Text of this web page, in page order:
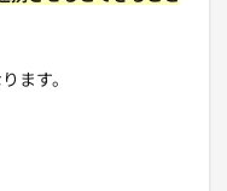
ます。